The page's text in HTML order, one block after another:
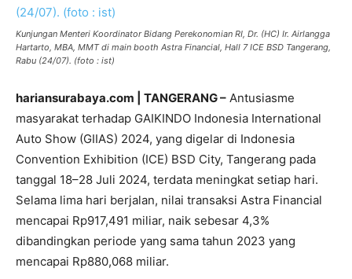
Kunjungan Menteri Koordinator Bidang Perekonomian RI, Dr. (HC) Ir. Airlangga
Hartarto, MBA, MMT di main booth Astra Financial, Hall 7 ICE BSD Tangerang,
Rabu (24/07). (foto : ist)
hariansurabaya.com | TANGERANG – Antusiasme
masyarakat terhadap GAIKINDO Indonesia International
Auto Show (GIIAS) 2024, yang digelar di Indonesia
Convention Exhibition (ICE) BSD City, Tangerang pada
tanggal 18–28 Juli 2024, terdata meningkat setiap hari.
Selama lima hari berjalan, nilai transaksi Astra Financial
mencapai Rp917,491 miliar, naik sebesar 4,3%
dibandingkan periode yang sama tahun 2023 yang
mencapai Rp880,068 miliar.